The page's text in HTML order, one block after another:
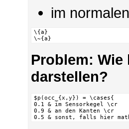
im
\{a}
\~{a}
Problem:
darstellen?
$p(occ_{x,y}) = \cases{
0.1 & im Sensorkegel \cr
0.9 & an den Kanten \cr
0.5 & sonst, falls hier